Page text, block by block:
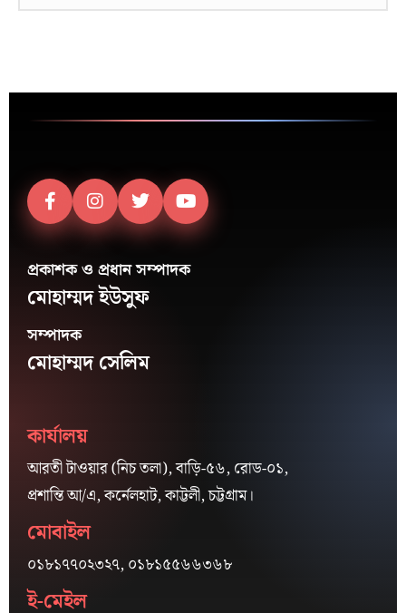
প্রকাশক ও প্রধান সম্পাদক
মোহাম্মদ ইউসুফ
সম্পাদক
মোহাম্মদ সেলিম
কার্যালয়
আরতী টাওয়ার (নিচ তলা), বাড়ি-৫৬, রোড-০১,
প্রশান্তি আ/এ, কর্নেলহাট, কাট্টলী, চট্টগ্রাম।
মোবাইল
০১৮১৭৭০২৩২৭, ০১৮১৫৫৬৬৩৬৮
ই-মেইল